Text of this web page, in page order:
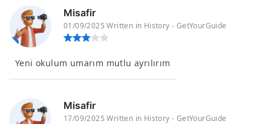
Misafir
01/09/2025 Written in History - GetYourGuide
Yeni okulum umarım mutlu ayrılırım
Misafir
17/09/2025 Written in History - GetYourGuide